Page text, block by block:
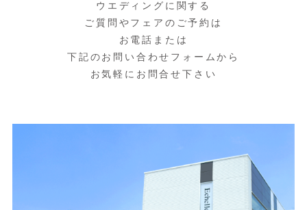
ウエディングに関する
ご質問やフェアのご予約は
お電話または
下記のお問い合わせフォームから
お気軽にお問合せ下さい